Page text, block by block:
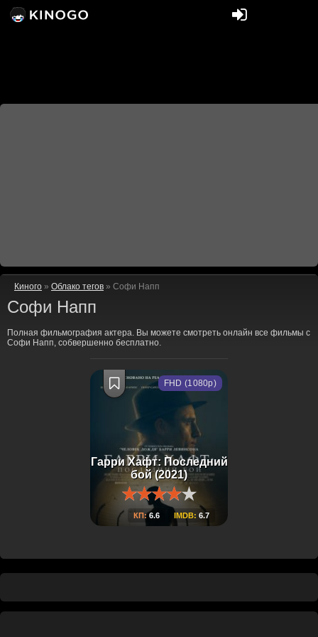
Киного » Облако тегов » Софи Напп
Софи Напп
Полная фильмография актера. Вы можете смотреть онлайн все фильмы с
Софи Напп, собвершенно бесплатно.
Гарри Хафт: Последний
бой (2021)
КП:6.6 IMDB: 6.7
FHD (1080p)